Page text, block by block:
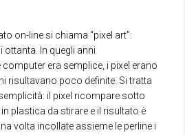
on-line si chiama “pixel art”:
ottanta. In quegli anni
era semplice, i pixel erano
risultavano poco definite. Si tratta
il pixel ricompare sotto
plastica da stirare e il risultato è
volta incollate assieme le perline i